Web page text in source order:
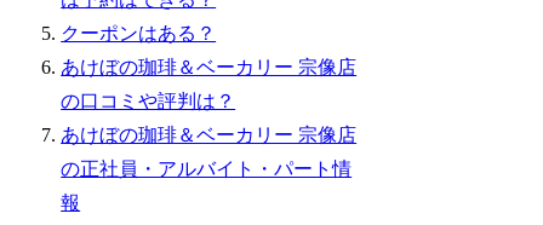
クーポンはある？
あけぼの珈琲＆ベーカリー 宗像店
の口コミや評判は？
あけぼの珈琲＆ベーカリー 宗像店
の正社員・アルバイト・パート情
報